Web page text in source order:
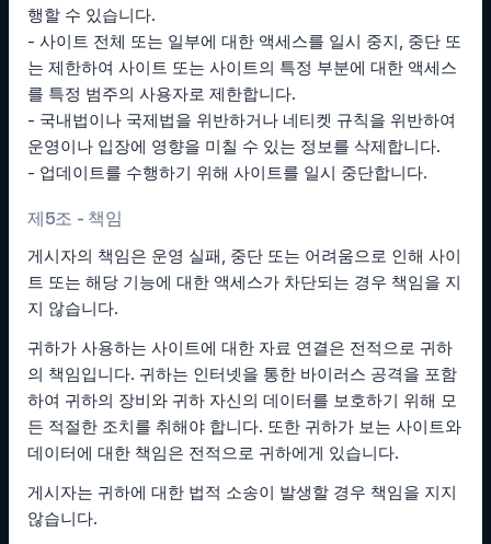
행할 수 있습니다.
- 사이트 전체 또는 일부에 대한 액세스를 일시 중지, 중단 또
는 제한하여 사이트 또는 사이트의 특정 부분에 대한 액세스
를 특정 범주의 사용자로 제한합니다.
- 국내법이나 국제법을 위반하거나 네티켓 규칙을 위반하여
운영이나 입장에 영향을 미칠 수 있는 정보를 삭제합니다.
- 업데이트를 수행하기 위해 사이트를 일시 중단합니다.
제5조 - 책임
게시자의 책임은 운영 실패, 중단 또는 어려움으로 인해 사이
트 또는 해당 기능에 대한 액세스가 차단되는 경우 책임을 지
지 않습니다.
귀하가 사용하는 사이트에 대한 자료 연결은 전적으로 귀하
의 책임입니다. 귀하는 인터넷을 통한 바이러스 공격을 포함
하여 귀하의 장비와 귀하 자신의 데이터를 보호하기 위해 모
든 적절한 조치를 취해야 합니다. 또한 귀하가 보는 사이트와
데이터에 대한 책임은 전적으로 귀하에게 있습니다.
게시자는 귀하에 대한 법적 소송이 발생할 경우 책임을 지지
않습니다.